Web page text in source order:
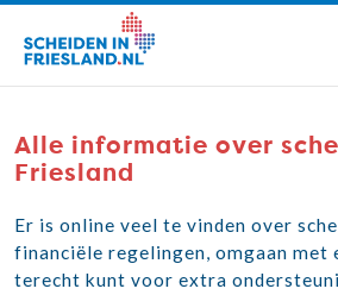
Alle informatie over
Friesland
Er is online veel te vinden over
financiële regelingen, omgaan met
terecht kunt voor extra